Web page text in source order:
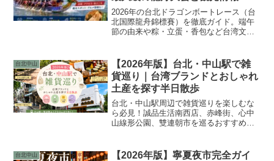
2026年の台北ドラゴンボートレース（台
北国際龍舟錦標賽）を徹底ガイド。端午
節の由来や粽・立蛋・香包など台湾文化
旅行者向けにわかりやすく解説します。
台北中山
【2026年版】台北・中山駅で雑
貨巡り｜台湾ブランドとおしゃれ
土産を探す半日散歩
台北・中山駅周辺で雑貨巡りを楽しむな
ら必見！誠品生活南西店、赤峰街、心中
山線形公園、雙連朝市を巡るおすすめ散
中山区街歩きガイドです。
台北中山
【2026年版】寧夏夜市完全ガイ